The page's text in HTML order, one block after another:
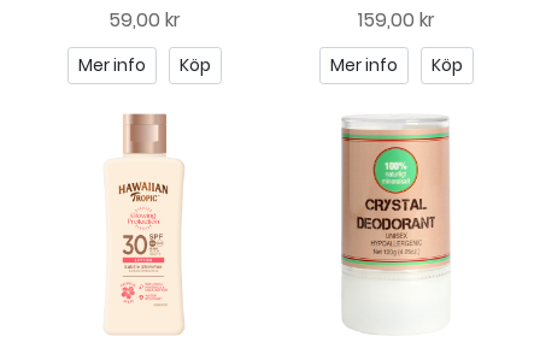
59,00 kr
Mer info Köp
159,00 kr
Mer info Köp